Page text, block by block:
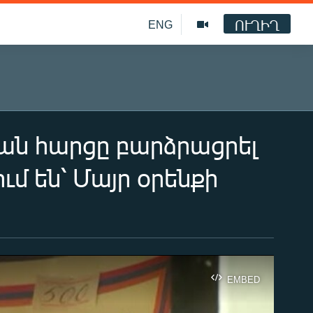
ENG ՈՒՂԻՂ
հարցը բարձրացրել
են՝ Մայր օրենքի
EMBED